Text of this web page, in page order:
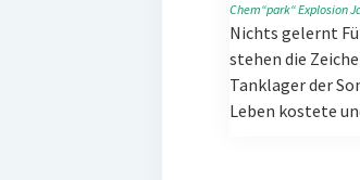
Chem“park“Explosion
Nichts gelernt
stehen die
Tanklager der
Leben kostete